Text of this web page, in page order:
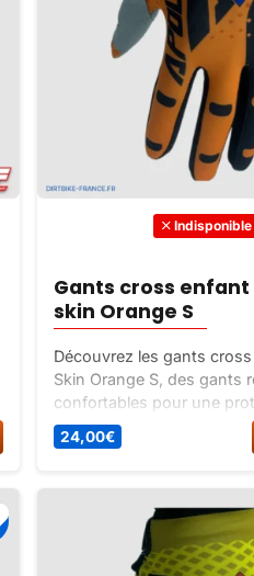
Indisponible
Gants cross
skin Orange S
Découvrez les gants
Skin Orange S, des gants
confortables pour une
optimale. Disponibles en 5
couleurs. Achetez-les dès
24,00€